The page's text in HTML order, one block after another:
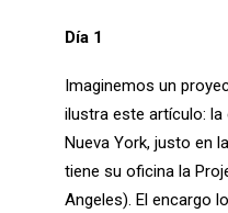
Día 1
Imaginemos un
ilustra este artículo: la
Nueva York, justo en
tiene su oficina la
Angeles). El encargo